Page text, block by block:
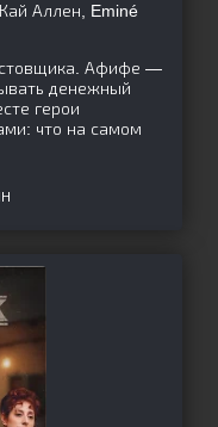
Аллен, Eminé
Афифе —
денежный
герои
что на самом